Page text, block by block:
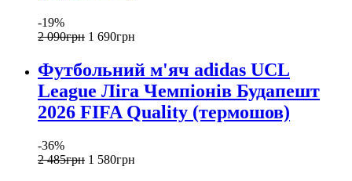
-19%
2 090грн 1 690грн
Футбольний м'яч adidas UCL
League Ліга Чемпіонів Будапешт
2026 FIFA Quality (термошов)
-36%
2 485грн 1 580грн